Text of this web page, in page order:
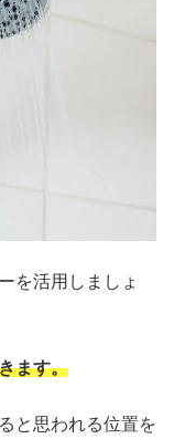
を活用しましょ
ます。
と思われる位置を